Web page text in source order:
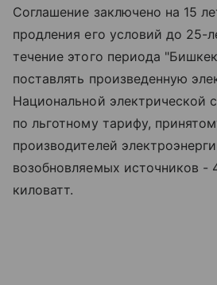
Соглашение заключено на 15
продления его условий до 25-
течение этого периода
поставлять произведенную
Национальной электрической
по льготному тарифу,
производителей
возобновляемых источников -
киловатт.